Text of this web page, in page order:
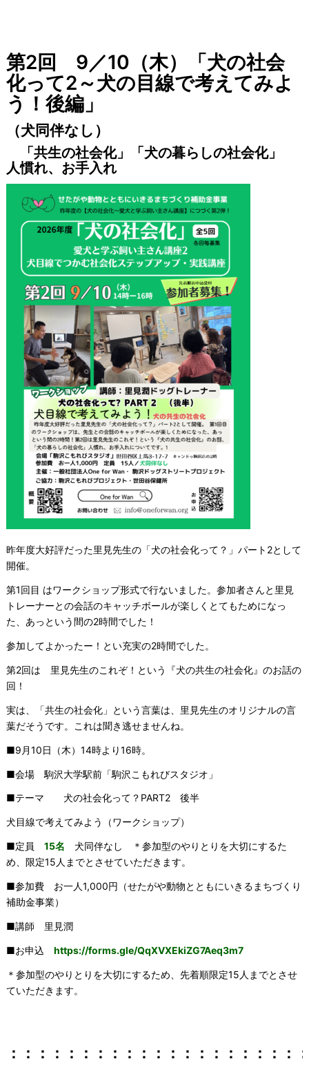
第2回 9／10（木）「犬の社会
化って2～犬の目線で考えてみよ
う！後編」
（犬同伴なし）
「共生の社会化」「犬の暮らしの社会化」
人慣れ、お手入れ
昨年度大好評だった里見先生の「犬の社会化って？」パート2として
開催。
第1回目 はワークショップ形式で行ないました。参加者さんと里見
トレーナーとの会話のキャッチボールが楽しくとてもためになっ
た、あっという間の2時間でした！
参加してよかったー！とい充実の2時間でした。
第2回は 里見先生のこれぞ！という『犬の共生の社会化』のお話の
回！
実は、「共生の社会化」という言葉は、里見先生のオリジナルの言
葉だそうです。これは聞き逃せませんね。
■9月10日（木）14時より16時。
■会場 駒沢大学駅前「駒沢こもれびスタジオ」
■テーマ 犬の社会化って？PART2 後半
犬目線で考えてみよう（ワークショップ）
■定員 15名 犬同伴なし ＊参加型のやりとりを大切にするた
め、限定15人までとさせていただきます。
■参加費 お一人1,000円（せたがや動物とともにいきるまちづくり
補助金事業）
■講師 里見潤
■お申込 https://forms.gle/QqXVXEkiZG7Aeq3m7
＊参加型のやりとりを大切にするため、先着順限定15人までとさせ
ていただきます。
：：：：：：：：：：：：：：：：：：：：